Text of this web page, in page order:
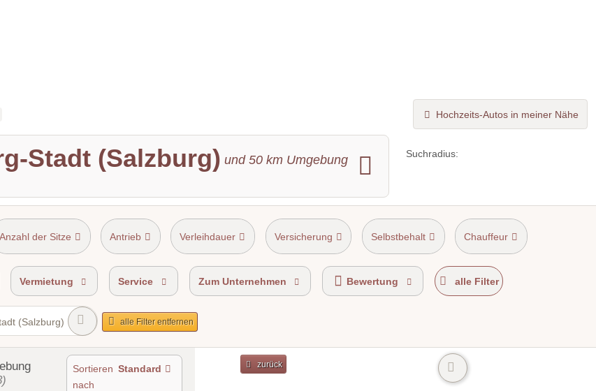
Hochzeits-Autos in meiner Nähe
Stadt (Salzburg) und 50 km Umgebung Suchradius:
Anzahl der Sitze Antrieb Verleihdauer Versicherung Selbstbehalt Chauffeur
Vermietung Service Zum Unternehmen Bewertung alle Filter
(Salzburg) alle Filter entfernen
Sortieren
nach
Standard zurück